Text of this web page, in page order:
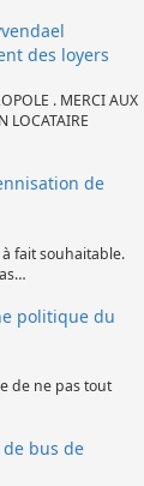
des loyers
. MERCI AUX
LOCATAIRE
de
fait souhaitable.
politique du
de ne pas tout
bus de